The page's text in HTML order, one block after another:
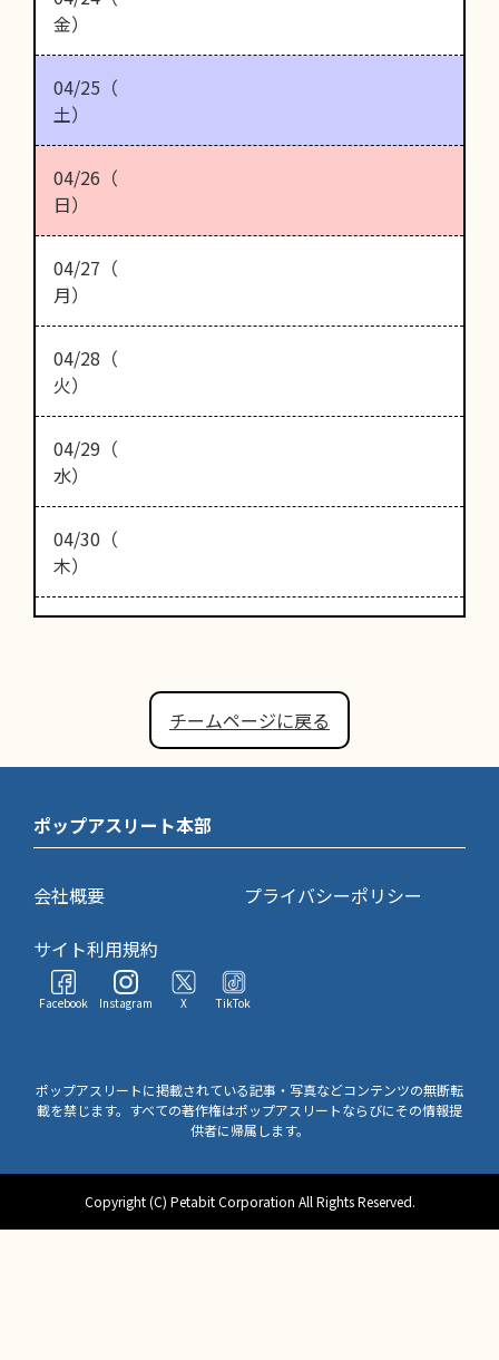
金）
04/25（
土）
04/26（
日）
04/27（
月）
04/28（
火）
04/29（
水）
04/30（
木）
チームページに戻る
ポップアスリート本部
会社概要
プライバシーポリシー
サイト利用規約
Facebook Instagram X TikTok
ポップアスリートに掲載されている記事・写真などコンテンツの無断転
載を禁じます。すべての著作権はポップアスリートならびにその情報提
供者に帰属します。
Copyright (C) Petabit Corporation All Rights Reserved.